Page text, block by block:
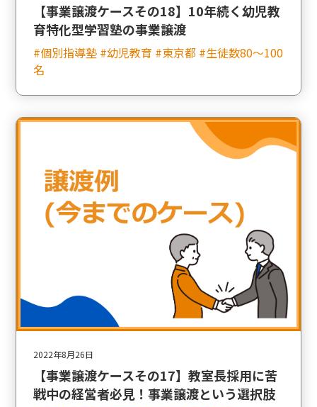
【事業譲渡ケースその18】10年続く幼児教
育特化型学習塾の事業譲渡
#個別指導塾 #幼児教育 #東京都 #生徒数80〜100
名
2022年8月26日
【事業譲渡ケースその17】教室長採用に苦
戦中の経営者必見！事業譲渡という選択肢